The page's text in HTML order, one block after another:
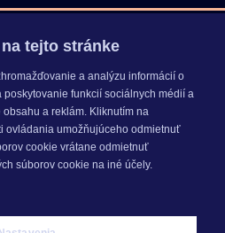
Právne dokumenty
Odporúčaná
Mobilné aplikácie
Právne dokumentyOdporúčaná
verziíMobilné aplikácie
Nastavenie cookies
tejto stránke
a analýzu informácií o
funkcií sociálnych médií a
a reklám. Kliknutím na
ovládania umožňujúceho odmietnuť
cookie vrátane odmietnuť
súborov cookie na iné účely.